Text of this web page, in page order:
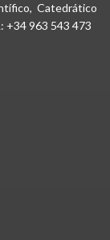
Catedrático
+34 963 543 473